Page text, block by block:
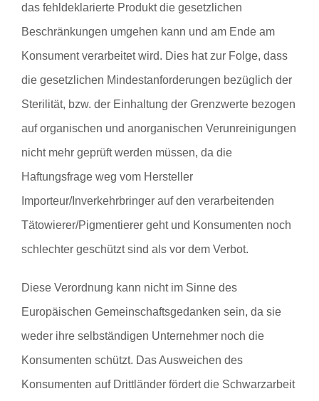
das fehldeklarierte Produkt die gesetzlichen
Beschränkungen umgehen kann und am Ende am
Konsument verarbeitet wird. Dies hat zur Folge, dass
die gesetzlichen Mindestanforderungen bezüglich der
Sterilität, bzw. der Einhaltung der Grenzwerte bezogen
auf organischen und anorganischen Verunreinigungen
nicht mehr geprüft werden müssen, da die
Haftungsfrage weg vom Hersteller
Importeur/Inverkehrbringer auf den verarbeitenden
Tätowierer/Pigmentierer geht und Konsumenten noch
schlechter geschützt sind als vor dem Verbot.
Diese Verordnung kann nicht im Sinne des
Europäischen Gemeinschaftsgedanken sein, da sie
weder ihre selbständigen Unternehmer noch die
Konsumenten schützt. Das Ausweichen des
Konsumenten auf Drittländer fördert die Schwarzarbeit